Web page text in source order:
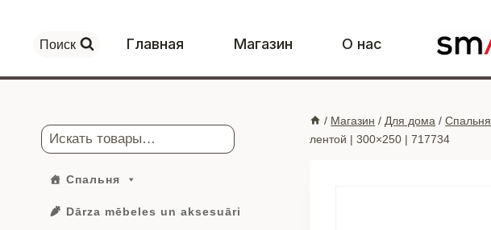
контенту
Поиск Главная Магазин О нас
/ Магазин / Для дома / Спальня
лентой | 300×250 | 717734
Поиск
Спальня
Dārza mēbeles un aksesuāri